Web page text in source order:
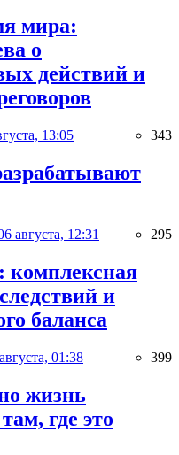
мира:
о
действий и
13:05 343
августа, 12:31 295
комплексная
и
баланса
01:38 399
жизнь
где это